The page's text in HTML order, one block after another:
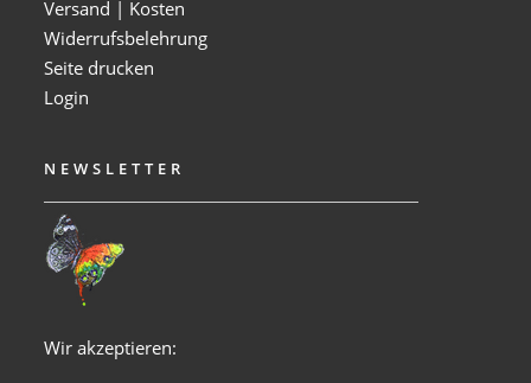
Versand | Kosten
Widerrufsbelehrung
Seite drucken
Login
NEWSLETTER
Wir akzeptieren: